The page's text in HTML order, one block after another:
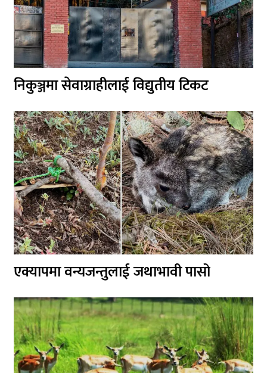
निकुञ्जमा सेवाग्राहीलाई विद्युतीय टिकट
एक्यापमा वन्यजन्तुलाई जथाभावी पासो